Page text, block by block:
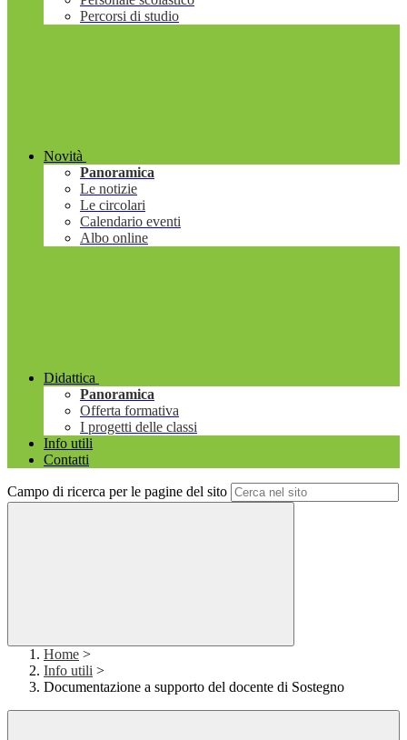
Percorsi di studio
Novità
Panoramica
Le notizie
Le circolari
Calendario eventi
Albo online
Didattica
Panoramica
Offerta formativa
I progetti delle classi
Info utili
Contatti
Campo di ricerca per le pagine del sito
Home >
Info utili >
Documentazione a supporto del docente di Sostegno